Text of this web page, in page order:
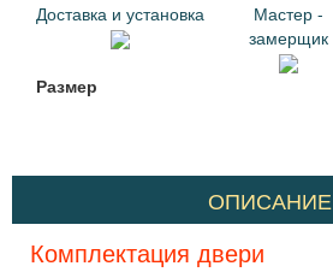
Доставка и установка
Мастер -
замерщик
Размер
ОПИСАНИЕ
Комплектация двери